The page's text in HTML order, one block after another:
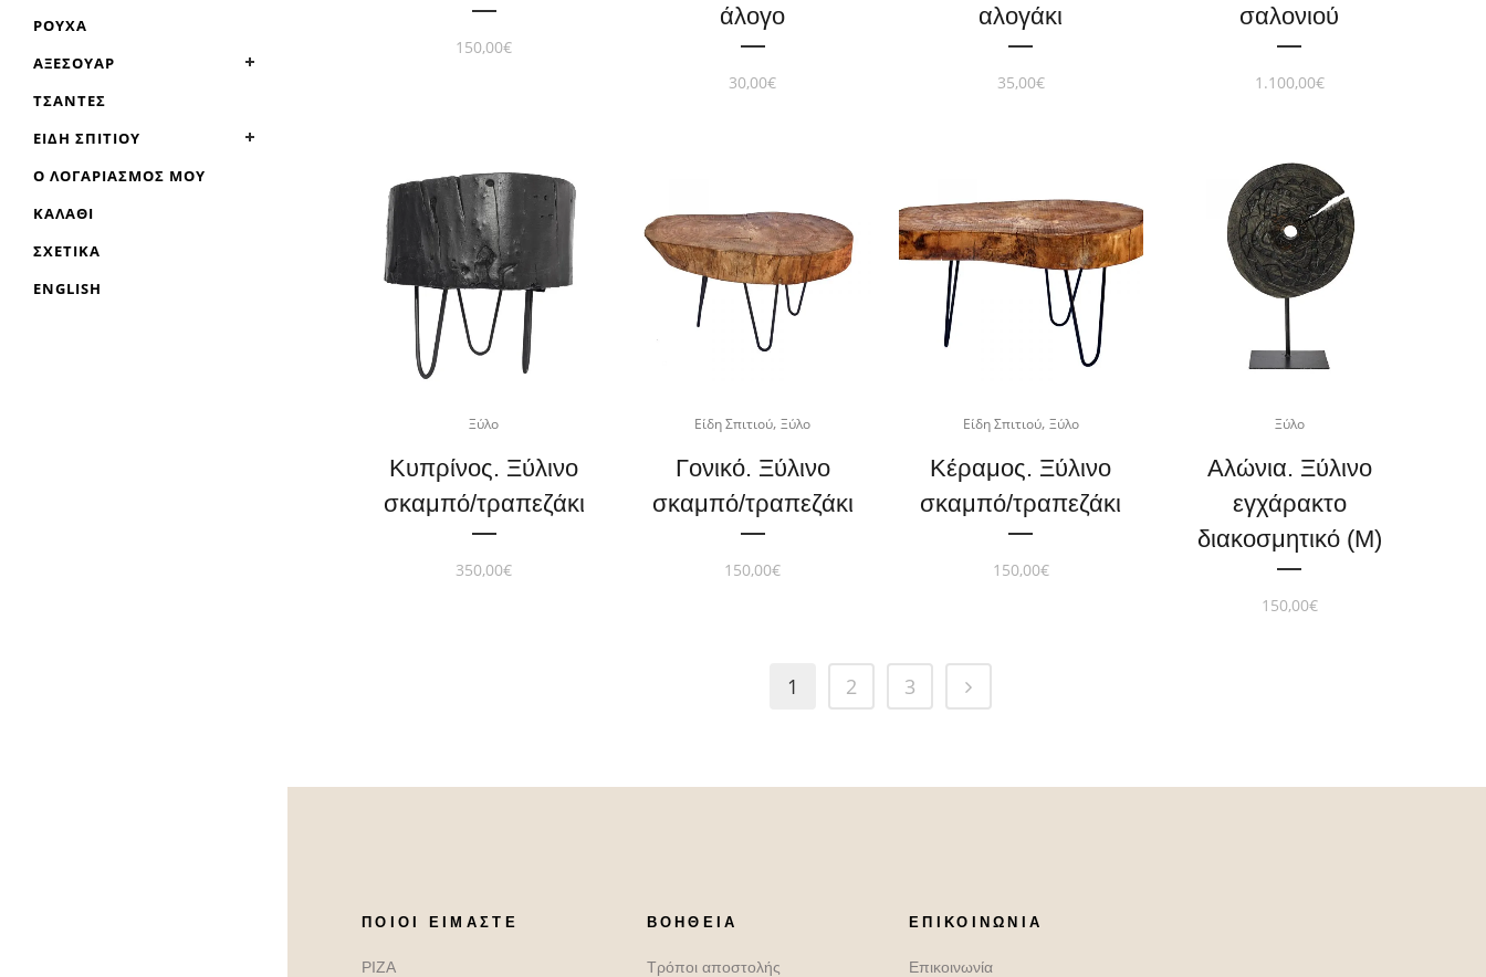
ΡΟΎΧΑ
ΑΞΕΣΟΥΆΡ
ΤΣΆΝΤΕΣ
ΕΊΔΗ ΣΠΙΤΙΟΎ
Ο ΛΟΓΑΡΙΑΣΜΌΣ ΜΟΥ
ΚΑΛΆΘΙ
ΣΧΕΤΙΚΆ
ENGLISH
150,00€
άλογο
30,00€
αλογάκι
35,00€
σαλονιού
1.100,00€
Ξύλο
Κυπρίνος. Ξύλινο
σκαμπό/τραπεζάκι
350,00€
Είδη Σπιτιού,Ξύλο
Γονικό. Ξύλινο
σκαμπό/τραπεζάκι
150,00€
Είδη Σπιτιού, Ξύλο
Κέραμος. Ξύλινο
σκαμπό/τραπεζάκι
150,00€
Ξύλο
Αλώνια. Ξύλινο
εγχάρακτο
διακοσμητικό (M)
150,00€
1 2 3
ΠΟΙΟΙ ΕΊΜΑΣΤΕ
ΡΙΖΑ
ΒΟΉΘΕΙΑ
Τρόποι αποστολής
ΕΠΙΚΟΙΝΩΝΙΑ
Επικοινωνία